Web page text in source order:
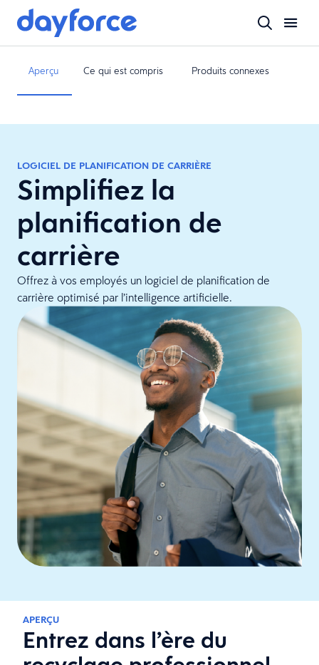
Aperçu Ce qui est compris Produits connexes
LOGICIEL DE PLANIFICATION DE CARRIÈRE
Simplifiez la
planification de
carrière
Offrez à vos employés un logiciel de planification de
carrière optimisé par l’intelligence artificielle.
APERÇU
Entrez dans l’ère du